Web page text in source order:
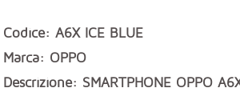
Codice: A6X ICE BLUE
Marca: OPPO
Descrizione: SMARTPHONE OPPO